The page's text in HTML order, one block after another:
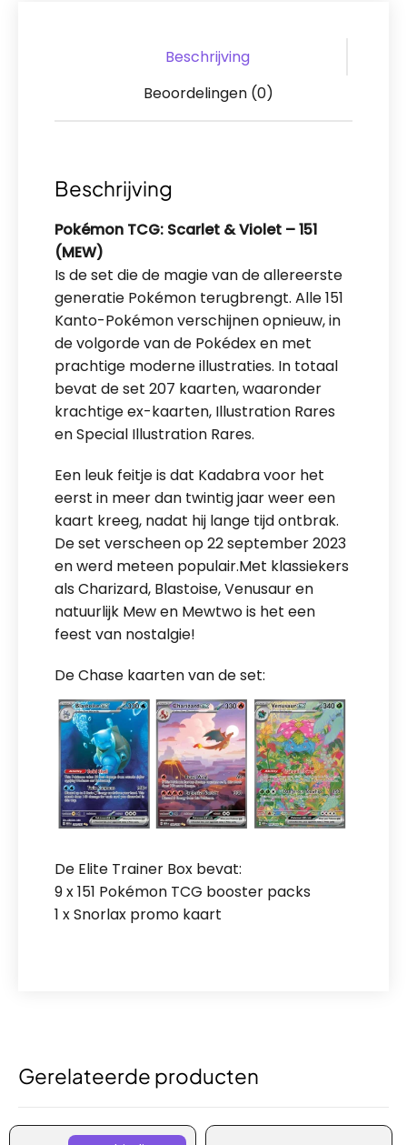
Beschrijving
Beoordelingen (0)
Beschrijving
Pokémon TCG: Scarlet & Violet – 151
(MEW)
Is de set die de magie van de allereerste
generatie Pokémon terugbrengt. Alle 151
Kanto-Pokémon verschijnen opnieuw, in
de volgorde van de Pokédex en met
prachtige moderne illustraties. In totaal
bevat de set 207 kaarten, waaronder
krachtige ex-kaarten, Illustration Rares
en Special Illustration Rares.
Een leuk feitje is dat Kadabra voor het
eerst in meer dan twintig jaar weer een
kaart kreeg, nadat hij lange tijd ontbrak.
De set verscheen op 22 september 2023
en werd meteen populair.Met klassiekers
als Charizard, Blastoise, Venusaur en
natuurlijk Mew en Mewtwo is het een
feest van nostalgie!
De Chase kaarten van de set:
De Elite Trainer Box bevat:
9 x 151 Pokémon TCG booster packs
1 x Snorlax promo kaart
Gerelateerde producten